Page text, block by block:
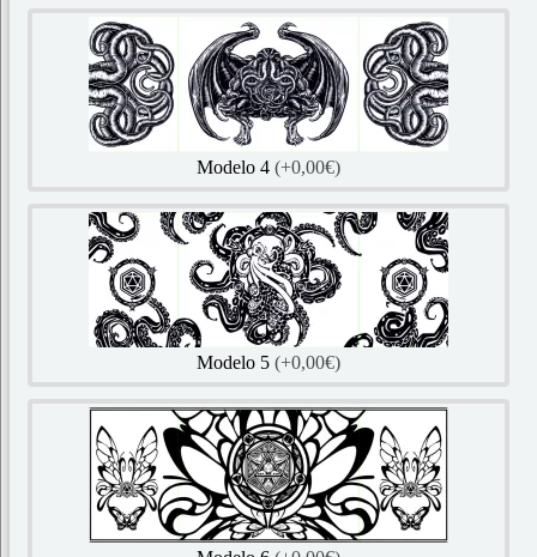
Modelo 4 (+0,00€)
Modelo 5 (+0,00€)